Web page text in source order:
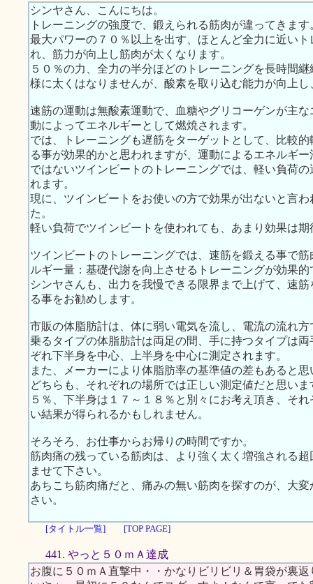
シンヤさん、こんにちは。
トレーニングの強度で、鍛えられる筋肉が違ってきます
最大パワーの７０％以上を出す、ほとんど全力に近い
れ、筋力が向上し筋肉が太くなります。
５０％の力、全力の半分ほどのトレーニングを長時間
様に太くはなりませんが、酸素を取り込む能力が向上
速筋の運動は無酸素運動で、血糖やグリコーゲンが主
動によってエネルギーとして燃焼されます。
では、トレーニングも遅筋をターゲットとして、比較
る事が効果的かと思われますが、運動によるエネルギ
ではないツインビートのトレーニングでは、軽い負荷
れます。
現に、ツインビートをお使いの方で効果が出ないと言
た。
軽い負荷でツインビートを使われても、あまり効果は
ツインビートのトレーニングでは、速筋を鍛える事で
ルギー量：基礎代謝を向上させるトレーニングが効果的
シンヤさんも、出力を我慢できる限界まで上げて、速
る事をお勧めします。
市販の体脂肪計は、体に弱い電気を流し、電流の流れ
乗るタイプの体脂肪計は両足の間、手に持つタイプは
ぞれ下半身を中心、上半身を中心に測定されます。
また、メーカーにより体脂肪率の基準値の差もあると
どちらも、それぞれの場所では正しい測定値だと思い
５％、下半身は１７～１８％と別々にお考え頂き、そ
い結果が得られるかもしれません。
そろそろ、お仕事からお帰りの時間ですか。
筋肉痛の残っている筋肉は、より強く太く増強される
ませて下さい。
あちこち筋肉痛だと、痛みの無い筋肉を探すのが、大
さい。
[タイトル一覧] [TOP PAGE]
441. やっと５０ｍＡ達成
お腹に５０ｍＡ直撃中・・かなりビリビリ＆胃袋が裏返